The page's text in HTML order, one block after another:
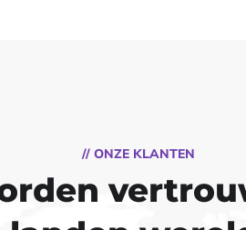
// ONZE KLANTEN